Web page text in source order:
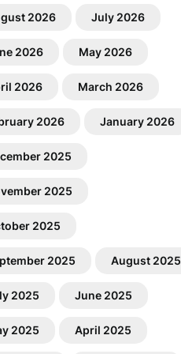
2026 July 2026
2026 May 2026
2026 March 2026
2026 January 2026
2025
2025
2025
2025 August 2025
2025 June 2025
2025 April 2025